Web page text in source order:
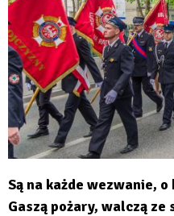
Są na każde wezwanie,
Gaszą pożary, walczą ze